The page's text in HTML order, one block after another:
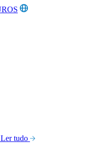
Ler tudo